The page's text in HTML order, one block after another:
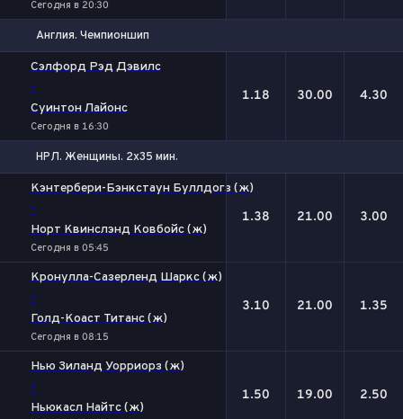
Сегодня в 20:30
Англия. Чемпионшип
Сэлфорд Рэд Дэвилс
-
Суинтон Лайонс
Сегодня в 16:30
1.18 30.00 4.30
НРЛ. Женщины. 2х35 мин.
Кэнтербери-Бэнкстаун Буллдогз (ж)
-
Норт Квинслэнд Ковбойс (ж)
Сегодня в 05:45
1.38 21.00 3.00
Кронулла-Сазерленд Шаркс (ж)
-
Голд-Коаст Титанс (ж)
Сегодня в 08:15
3.10 21.00 1.35
Нью Зиланд Уорриорз (ж)
-
Ньюкасл Найтс (ж)
1.50 19.00 2.50